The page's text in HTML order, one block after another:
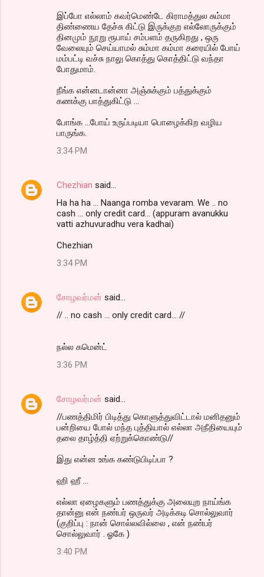
இப்போ எல்லாம் கவர்மெண்டே கிராமத்துல சும்மா
திண்ணைய தேச்சு கிட்டு இருக்குற எல்லோருக்கும்
தினமும் நூறு ரூபாய் சம்பளம் தருகிறது , ஒரு
வேலையும் செய்யாமல் சும்மா கம்மா கரையில் போய்
மம்பட்டி வச்சு நாலு கொத்து கொத்திட்டு வந்தா
போதுமாம்.
நீங்க என்னடான்னா அஞ்சுக்கும் பத்துக்கும்
கணக்கு பாத்துகிட்டு ...
போங்க ...போய் உருப்படியா பொழைக்கிற வழிய
பாருங்க.
3:34 PM
Chezhian said…
Ha ha ha ... Naanga romba vevaram. We .. no
cash ... only credit card... (appuram avanukku
vatti azhuvuradhu vera kadhai)
Chezhian
3:34 PM
சோழவர்மன் said…
// .. no cash ... only credit card... //
நல்ல கமென்ட்
3:36 PM
சோழவர்மன் said…
//பணத்திமிர் பிடித்து கொளுத்துவிட்டால் மனிதனும்
பன்றியை போல் மந்த புத்தியால் எல்லா அநீதியையும்
தலை தாழ்த்தி ஏற்றுக்கொண்டு//
இது என்ன உங்க கண்டுபிடிப்பா ?
ஹி ஹீ ...
எல்லா ஏழைகளும் பணத்துக்கு அலையுற நாய்ங்க
தான்னு என் நண்பர் ஒருவர் அடிக்கடி சொல்லுவார்
(குறிப்பு : நான் சொல்லவில்லை , என் நண்பர்
சொல்லுவார் . ஓகே )
3:40 PM